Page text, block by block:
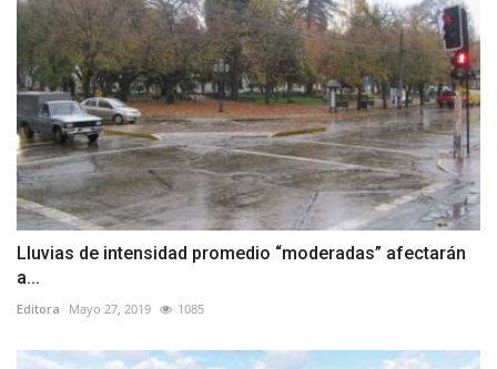
Lluvias de intensidad promedio “moderadas” afectarán
a...
Editora Mayo 27, 2019 1085